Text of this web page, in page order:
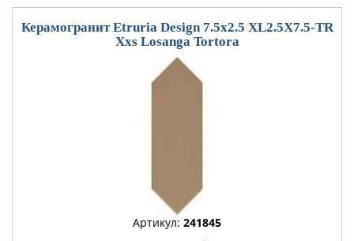
Керамогранит Etruria Design 7.5x2.5 XL2.5X7.5-TR
Xxs Losanga Tortora
Артикул: 241845